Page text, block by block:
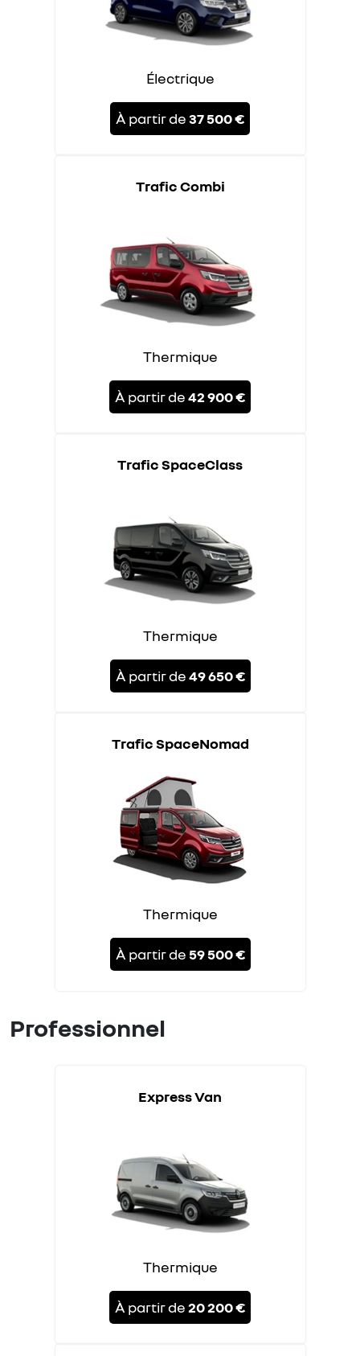
Électrique
À partir de37 500 €
Trafic Combi
Thermique
À partir de42 900 €
Trafic SpaceClass
Thermique
À partir de49 650 €
Trafic SpaceNomad
Thermique
À partir de59 500 €
Professionnel
Express Van
Thermique
À partir de20 200 €